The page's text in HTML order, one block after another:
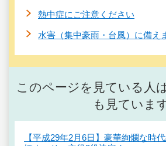
熱中症にご注意ください
水害（集中豪雨・台風）に備え
このページを見ている人
も見ていま
【平成29年2月6日】豪華絢爛な時